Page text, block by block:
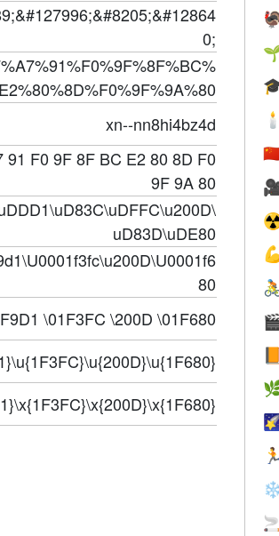
0;
E2%80%8D%F0%9F%9A%80
xn--nn8hi4bz4d
91 F0 9F 8F BC E2 80 8D F0
9F 9A 80
uD83D\uDE80
80
\01F3FC \200D \01F680
🕯
📙
🏃
🚬